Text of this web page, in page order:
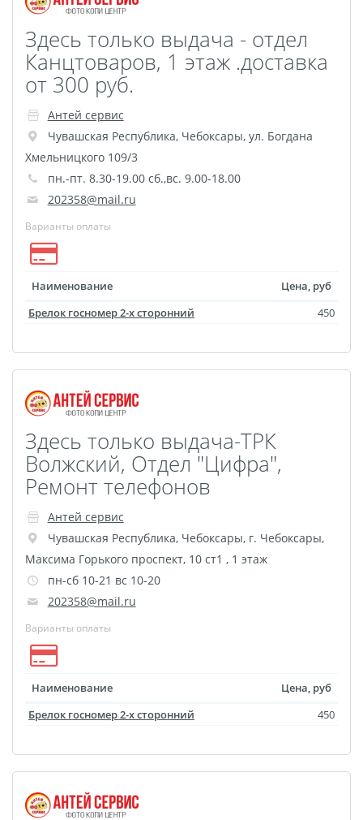
Здесь только выдача - отдел
Канцтоваров, 1 этаж .доставка
от 300 руб.
Антей сервис
Чувашская Республика, Чебоксары, ул. Богдана
Хмельницкого 109/3
пн.-пт. 8.30-19.00 сб.,вс. 9.00-18.00
202358@mail.ru
Варианты оплаты
Наименование
Цена, руб
Брелок госномер 2-х сторонний
450
Здесь только выдача-ТРК
Волжский, Отдел "Цифра",
Ремонт телефонов
Антей сервис
Чувашская Республика, Чебоксары, г. Чебоксары,
Максима Горького проспект, 10 ст1 , 1 этаж
пн-сб 10-21 вс 10-20
202358@mail.ru
Варианты оплаты
Наименование
Цена, руб
Брелок госномер 2-х сторонний
450